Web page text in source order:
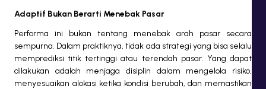
Adaptif Bukan Berarti Menebak Pasar
Performa ini bukan tentang menebak arah pasar secara
sempurna. Dalam praktiknya, tidak ada strategi yang bisa selalu
memprediksi titik tertinggi atau terendah pasar. Yang dapat
dilakukan adalah menjaga disiplin dalam mengelola risiko,
menyesuaikan alokasi ketika kondisi berubah, dan memastikan